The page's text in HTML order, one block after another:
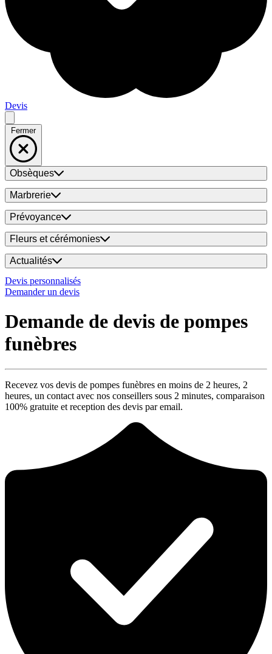
Devis
Fermer
Obsèques
Marbrerie
Prévoyance
Fleurs et cérémonies
Actualités
Devis personnalisés
Demander un devis
Demande de devis de pompes
funèbres
Recevez vos devis de pompes funèbres en moins de 2 heures, 2
heures, un contact avec nos conseillers sous 2 minutes, comparaison
100% gratuite et reception des devis par email.